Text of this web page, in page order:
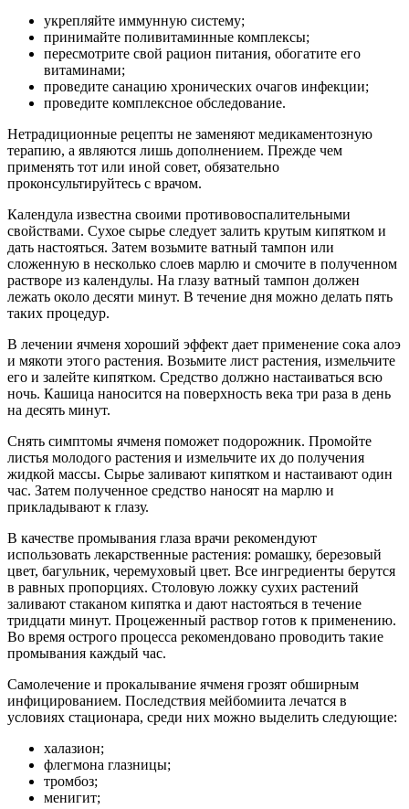
укрепляйте иммунную систему;
принимайте поливитаминные комплексы;
пересмотрите свой рацион питания, обогатите его
витаминами;
проведите санацию хронических очагов инфекции;
проведите комплексное обследование.
Нетрадиционные рецепты не заменяют медикаментозную
терапию, а являются лишь дополнением. Прежде чем
применять тот или иной совет, обязательно
проконсультируйтесь с врачом.
Календула известна своими противовоспалительными
свойствами. Сухое сырье следует залить крутым кипятком и
дать настояться. Затем возьмите ватный тампон или
сложенную в несколько слоев марлю и смочите в полученном
растворе из календулы. На глазу ватный тампон должен
лежать около десяти минут. В течение дня можно делать пять
таких процедур.
В лечении ячменя хороший эффект дает применение сока алоэ
и мякоти этого растения. Возьмите лист растения, измельчите
его и залейте кипятком. Средство должно настаиваться всю
ночь. Кашица наносится на поверхность века три раза в день
на десять минут.
Снять симптомы ячменя поможет подорожник. Промойте
листья молодого растения и измельчите их до получения
жидкой массы. Сырье заливают кипятком и настаивают один
час. Затем полученное средство наносят на марлю и
прикладывают к глазу.
В качестве промывания глаза врачи рекомендуют
использовать лекарственные растения: ромашку, березовый
цвет, багульник, черемуховый цвет. Все ингредиенты берутся
в равных пропорциях. Столовую ложку сухих растений
заливают стаканом кипятка и дают настояться в течение
тридцати минут. Процеженный раствор готов к применению.
Во время острого процесса рекомендовано проводить такие
промывания каждый час.
Самолечение и прокалывание ячменя грозят обширным
инфицированием. Последствия мейбомиита лечатся в
условиях стационара, среди них можно выделить следующие:
халазион;
флегмона глазницы;
тромбоз;
менигит;